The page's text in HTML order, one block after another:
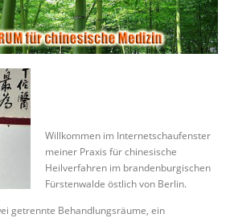
Willkommen im Internetschaufenster
meiner Praxis für chinesische
Heilverfahren im brandenburgischen
Fürstenwalde östlich von Berlin.
getrennte Behandlungsräume, ein